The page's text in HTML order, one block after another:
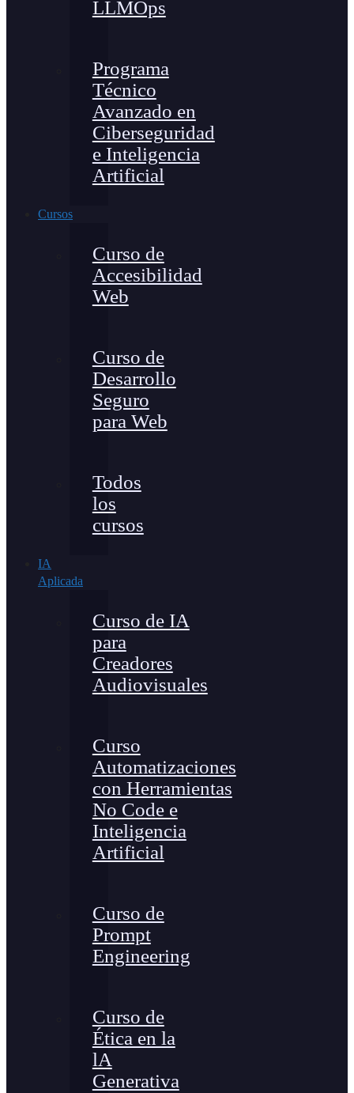
LLMOps
Programa
Técnico
Avanzado en
Ciberseguridad
e Inteligencia
Artificial
Cursos
Curso de
Accesibilidad
Web
Curso de
Desarrollo
Seguro
para Web
Todos
los
cursos
IA
Aplicada
Curso de IA
para
Creadores
Audiovisuales
Curso
Automatizaciones
con Herramientas
No Code e
Inteligencia
Artificial
Curso de
Prompt
Engineering
Curso de
Ética en la
lA
Generativa